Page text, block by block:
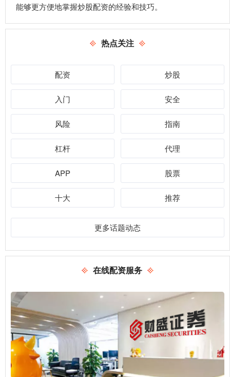
能够更方便地掌握炒股配资的经验和技巧。
热点关注
配资 炒股
入门 安全
风险 指南
杠杆 代理
APP 股票
十大 推荐
更多话题动态
在线配资服务